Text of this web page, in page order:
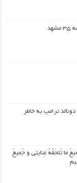
ترامپ به خاطر
ما تَلحَقُهُ عِنایتی و جَمیعَ